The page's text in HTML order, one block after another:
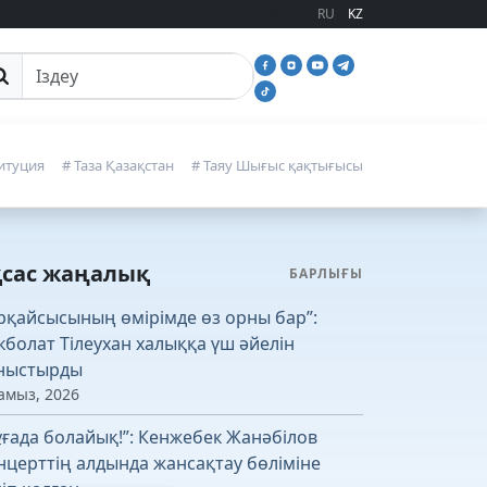
RU KZ
іздеу
# Таза Қазақстан # Таяу Шығыс қақтығысы
жаңалық БАРЛЫҒЫ
өмірімде өз орны бар”:
Тілеухан халыққа үш әйелін
2026
болайық!”: Кенжебек Жанәбілов
алдында жансақтау бөліміне